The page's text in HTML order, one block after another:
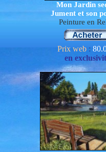
Mon Jardin
Jument et son
Peinture en
Prix web:
en